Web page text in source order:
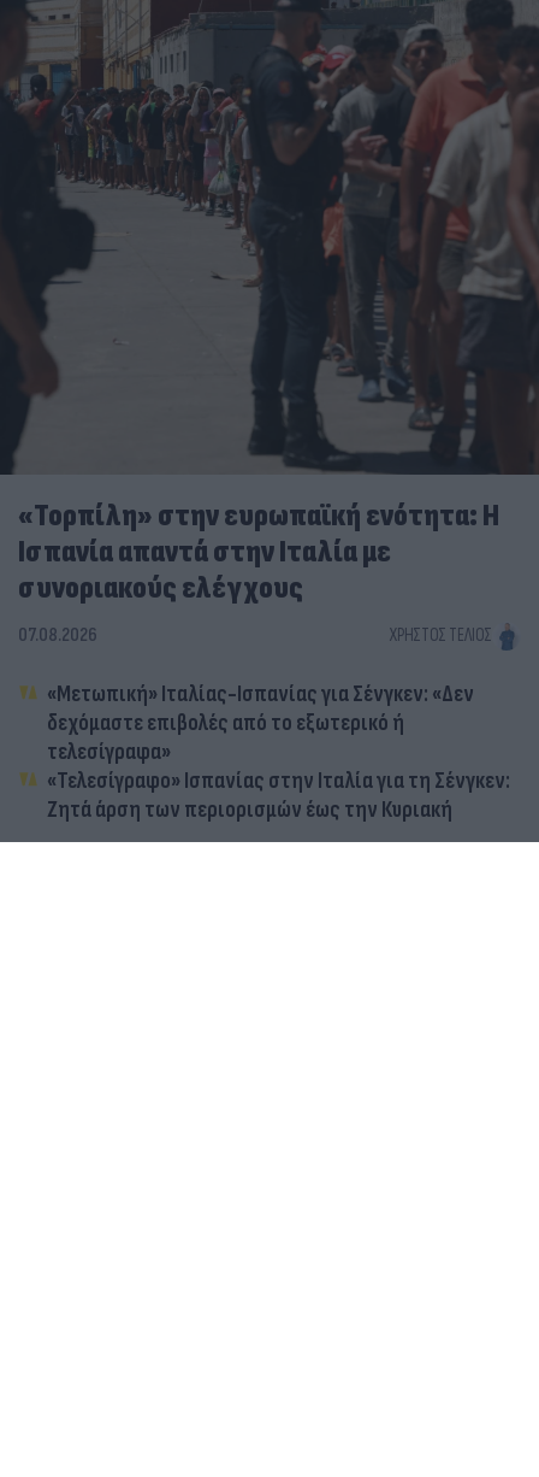
«Τορπίλη» στην ευρωπαϊκή ενότητα: Η
Ισπανία απαντά στην Ιταλία με
συνοριακούς ελέγχους
07.08.2026 ΧΡΉΣΤΟΣ ΤΈΛΙΟΣ
«Μετωπική» Ιταλίας-Ισπανίας για Σένγκεν: «Δεν
δεχόμαστε επιβολές από το εξωτερικό ή
τελεσίγραφα»
«Τελεσίγραφο» Ισπανίας στην Ιταλία για τη Σένγκεν:
Ζητά άρση των περιορισμών έως την Κυριακή